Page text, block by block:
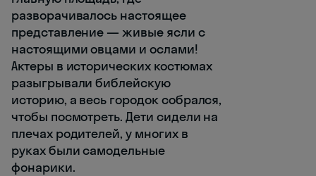
разворачивалось настоящее
представление — живые ясли с
настоящими овцами и ослами!
Актеры в исторических костюмах
разыгрывали библейскую
историю, а весь городок собрался,
чтобы посмотреть. Дети сидели на
плечах родителей, у многих в
руках были самодельные
фонарики.